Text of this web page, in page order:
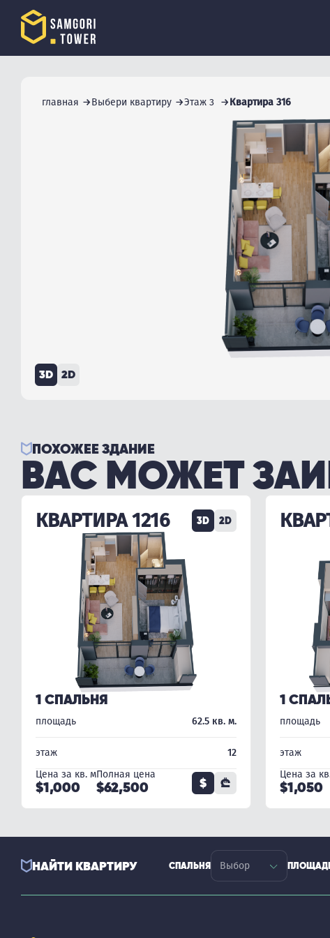
главная Выбери квартиру Этаж 3 Квартира 316
3D 2D
ПОХОЖЕЕ ЗДАНИЕ
ВАС МОЖЕТ
КВАРТИРА 1216 3D 2D
1 СПАЛЬНЯ
площадь 62.5 кв. м.
этаж
12
Цена за кв. м
$1,000
Полная цена
$62,500 $ ₾
1
площадь
этаж
Цена за
$1,050
НАЙТИ КВАРТИРУ СПАЛЬНЯ